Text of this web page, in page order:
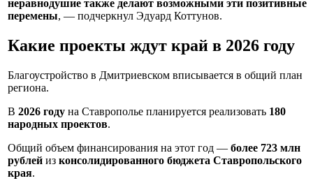
неравнодушие также делают возможными эти позитивные
перемены, — подчеркнул Эдуард Коттунов.
Какие проекты ждут край в 2026 году
Благоустройство в Дмитриевском вписывается в общий план
региона.
В 2026 году на Ставрополье планируется реализовать 180
народных проектов.
Общий объем финансирования на этот год — более 723 млн
рублей из консолидированного бюджета Ставропольского
края.